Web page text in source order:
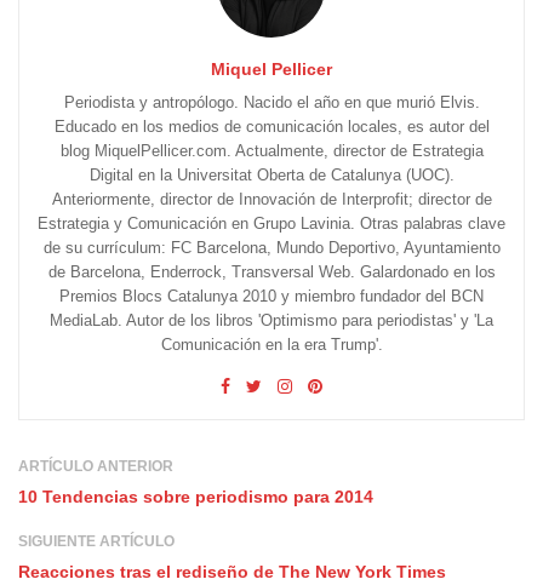
Miquel Pellicer
Periodista y antropólogo. Nacido el año en que murió Elvis.
Educado en los medios de comunicación locales, es autor del
blog MiquelPellicer.com. Actualmente, director de Estrategia
Digital en la Universitat Oberta de Catalunya (UOC).
Anteriormente, director de Innovación de Interprofit; director de
Estrategia y Comunicación en Grupo Lavinia. Otras palabras clave
de su currículum: FC Barcelona, Mundo Deportivo, Ayuntamiento
de Barcelona, Enderrock, Transversal Web. Galardonado en los
Premios Blocs Catalunya 2010 y miembro fundador del BCN
MediaLab. Autor de los libros 'Optimismo para periodistas' y 'La
Comunicación en la era Trump'.
ARTÍCULO ANTERIOR
10 Tendencias sobre periodismo para 2014
SIGUIENTE ARTÍCULO
Reacciones tras el rediseño de The New York Times